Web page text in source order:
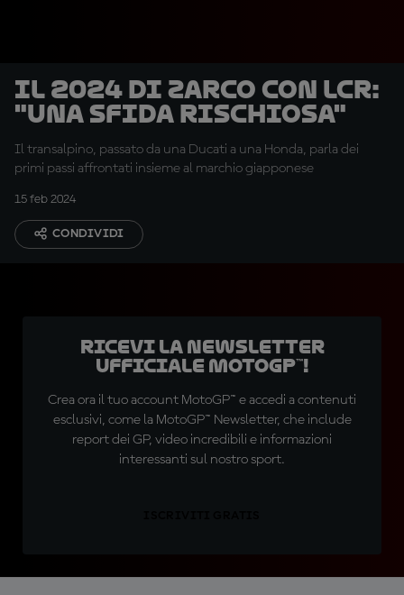
Il 2024 di Zarco con LCR:
"Una sfida rischiosa"
Il transalpino, passato da una Ducati a una Honda, parla dei
primi passi affrontati insieme al marchio giapponese
15 feb 2024
CONDIVIDI
Ricevi la newsletter
ufficiale MotoGP™!
Crea ora il tuo account MotoGP™ e accedi a contenuti
esclusivi, come la MotoGP™ Newsletter, che include
report dei GP, video incredibili e informazioni
interessanti sul nostro sport.